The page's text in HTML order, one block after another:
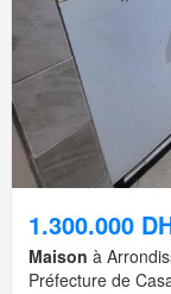
1.300.000
Maison à
Préfecture de